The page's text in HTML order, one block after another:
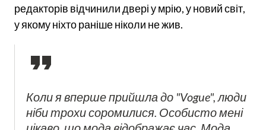
редакторів відчинили двері у мрію, у новий світ,
у якому ніхто раніше ніколи не жив.
Коли я вперше прийшла до "Vogue", люди
ніби трохи соромилися. Особисто мені